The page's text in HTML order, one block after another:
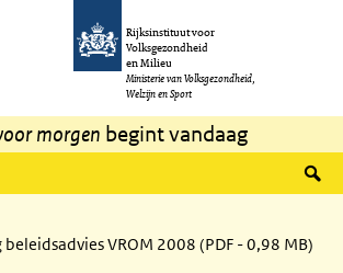
inhoud gaan
Rijksinstituut voor
Volksgezondheid
en Milieu
Ministerie van Volksgezondheid,
Welzijn en Sport
morgen begint vandaag
VROM 2008 (PDF - 0,98 MB)